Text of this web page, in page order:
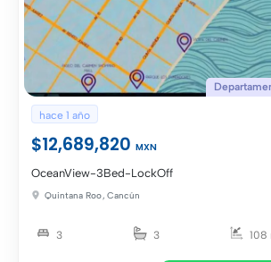
hace 1 año
$12,689,820MXN
OceanView-3Bed-LockOff
Quintana Roo, Cancún
3 3